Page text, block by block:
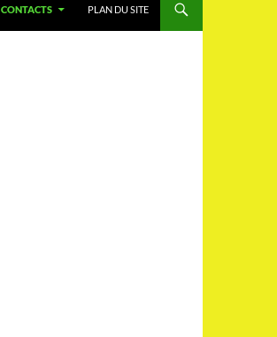
CONTACTS PLAN DU SITE